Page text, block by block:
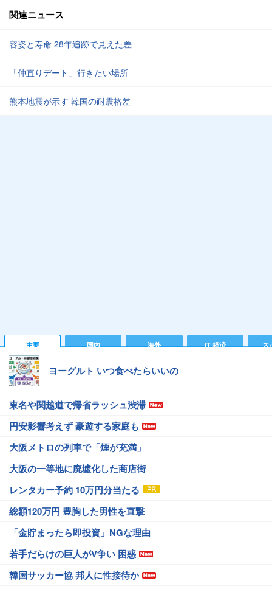
関連ニュース
容姿と寿命 28年追跡で見えた差
「仲直りデート」行きたい場所
熊本地震が示す 韓国の耐震格差
主要 国内 海外 IT 経済 ス
ヨーグルト いつ食べたらいいの
東名や関越道で帰省ラッシュ渋滞
円安影響考えず 豪遊する家庭も
大阪メトロの列車で「煙が充満」
大阪の一等地に廃墟化した商店街
レンタカー予約 10万円分当たる
総額120万円 豊胸した男性を直撃
「金貯まったら即投資」NGな理由
若手だらけの巨人がV争い 困惑
韓国サッカー協 邦人に性接待か